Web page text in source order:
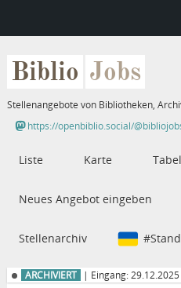
Biblio Jobs
Stellenangebote von Bibliotheken,
https://openbiblio.social/
Liste Karte
Neues Angebot eingeben
Stellenarchiv
ARCHIVIERT | Eingang: 29.12.2025